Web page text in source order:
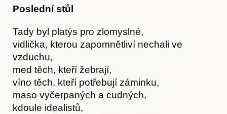
Hostcast
Poslední stůl
Tady byl platýs pro zlomyslné,
vidlička, kterou zapomnětliví nechali ve
vzduchu,
med těch, kteří žebrají,
víno těch, kteří potřebují záminku,
maso vyčerpaných a cudných,
kdoule idealistů,